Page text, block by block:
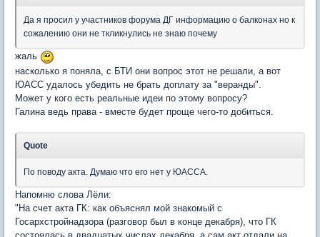
Да я просил у участников форума ДГ информацию о балконах но к
сожалению они не ткликнулись не знаю почему
жаль
насколько я поняла, с БТИ они вопрос этот не решали, а вот
ЮАСС удалось убедить не брать доплату за "веранды".
Может у кого есть реальные идеи по этому вопросу?
Галина ведь права - вместе будет проще чего-то добиться.
Quote
По поводу акта. Думаю что его нет у ЮАССА.
Напомню слова Лёли:
"На счет акта ГК: как объяснял мой знакомый с
Госархстройнадзора (разговор был в конце декабря), что ГК